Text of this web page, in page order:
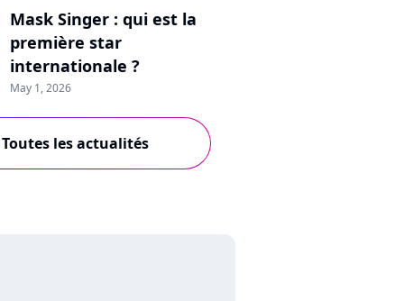
Mask Singer : qui est la
première star
internationale ?
May 1, 2026
Toutes les actualités